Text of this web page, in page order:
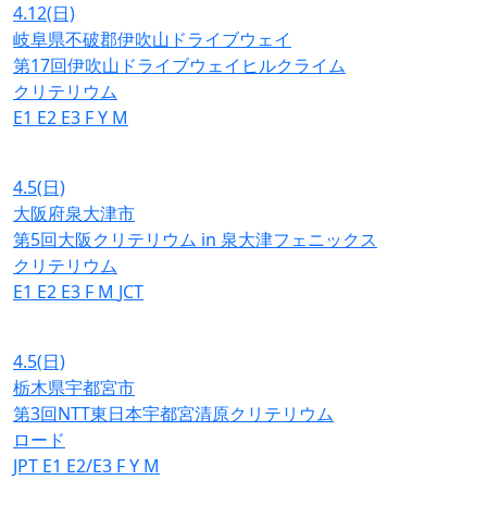
4.12(日)
岐阜県不破郡伊吹山ドライブウェイ
第17回伊吹山ドライブウェイヒルクライム
クリテリウム
E1 E2 E3 FY M
4.5(日)
大阪府泉大津市
第5回大阪クリテリウム in 泉大津フェニックス
クリテリウム
E1 E2 E3 F M JCT
4.5(日)
栃木県宇都宮市
第3回NTT東日本宇都宮清原クリテリウム
ロード
JPT E1 E2/E3 FY M